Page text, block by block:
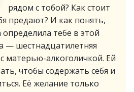
рядом с тобой? Как стоит
предают? И как понять,
определила тебе в этой
— шестнадцатилетняя
матерью-алкоголичкой. Ей
чтобы содержать себя и
Её желание только